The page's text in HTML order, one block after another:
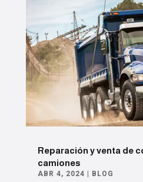
Reparación y venta de
camiones
ABR 4, 2024 BLOG